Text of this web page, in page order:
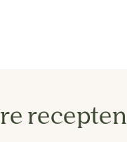
recepten